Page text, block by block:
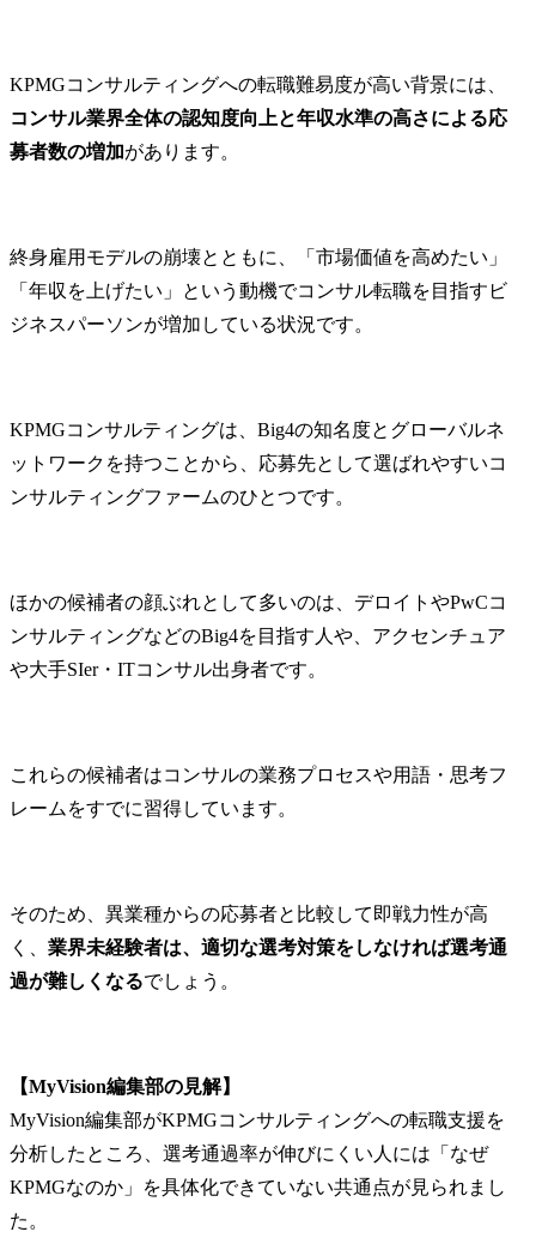
KPMGコンサルティングへの転職難易度が高い背景には、
コンサル業界全体の認知度向上と年収水準の高さによる応
募者数の増加があります。
終身雇用モデルの崩壊とともに、「市場価値を高めたい」
「年収を上げたい」という動機でコンサル転職を目指すビ
ジネスパーソンが増加している状況です。
KPMGコンサルティングは、Big4の知名度とグローバルネ
ットワークを持つことから、応募先として選ばれやすいコ
ンサルティングファームのひとつです。
ほかの候補者の顔ぶれとして多いのは、デロイトやPwCコ
ンサルティングなどのBig4を目指す人や、アクセンチュア
や大手SIer・ITコンサル出身者です。
これらの候補者はコンサルの業務プロセスや用語・思考フ
レームをすでに習得しています。
そのため、異業種からの応募者と比較して即戦力性が高
く、 業界未経験者は、適切な選考対策をしなければ選考通
過が難しくなるでしょう。
【MyVision編集部の見解】
MyVision編集部がKPMGコンサルティングへの転職支援を
分析したところ、選考通過率が伸びにくい人には「なぜ
KPMGなのか」を具体化できていない共通点が見られまし
た。